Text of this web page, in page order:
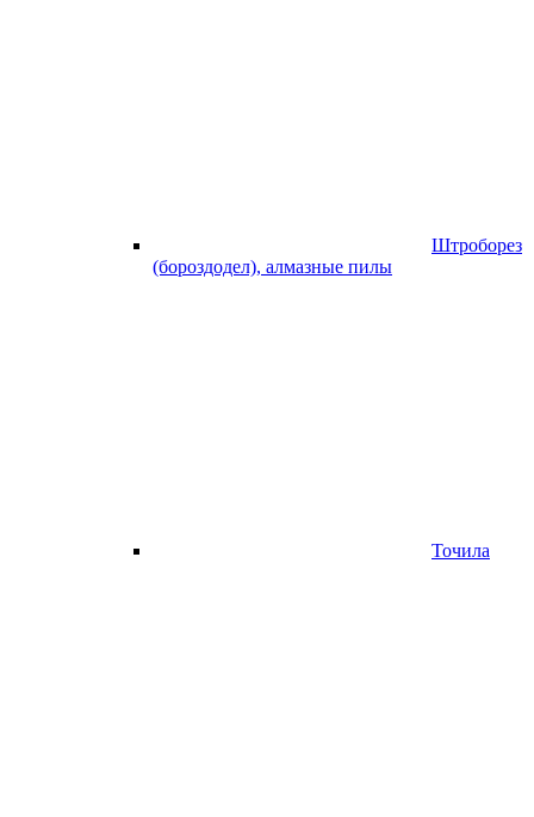
Штроборез
(бороздодел), алмазные пилы
Точила